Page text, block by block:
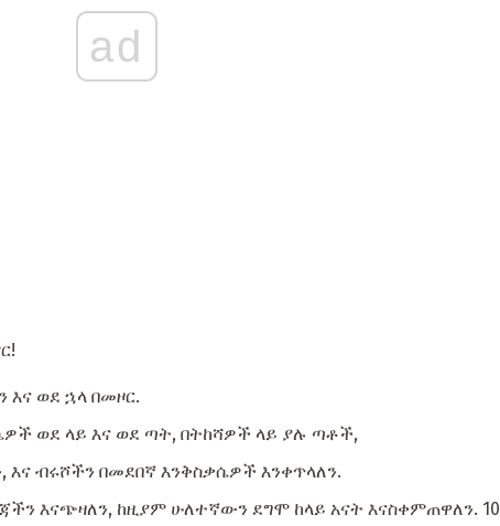
ad
እና ወደ ኋላ በመዞር.
ወደ ላይ እና ወደ ጣት, በትከሻዎች ላይ ያሉ ጣቶች,
ብሩሾችን በመደበኛ እንቅስቃሴዎች እንቀጥላለን.
እናጭዛለን, ከዚያም ሁለተኛውን ደግሞ ከላይ አናት እናስቀምጠዋለን. 10